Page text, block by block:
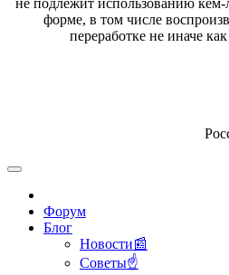
не подлежит использованию
форме, в том числе
переработке не иначе
Форум
Блог
Новости📰
Советы☝